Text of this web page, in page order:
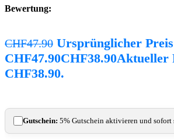
Bewertung:
CHF47.90 Ursprünglicher
CHF47.90CHF38.90Aktueller
CHF38.90.
Gutschein: 5% Gutschein aktivieren und sofort